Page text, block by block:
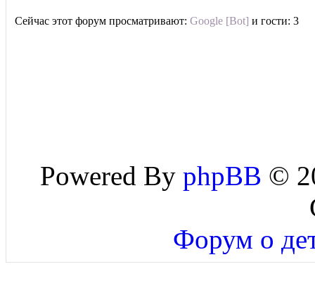
Сейчас этот форум просматривают: Google [Bot] и гости: 3
Powered By phpBB ©
Форум о